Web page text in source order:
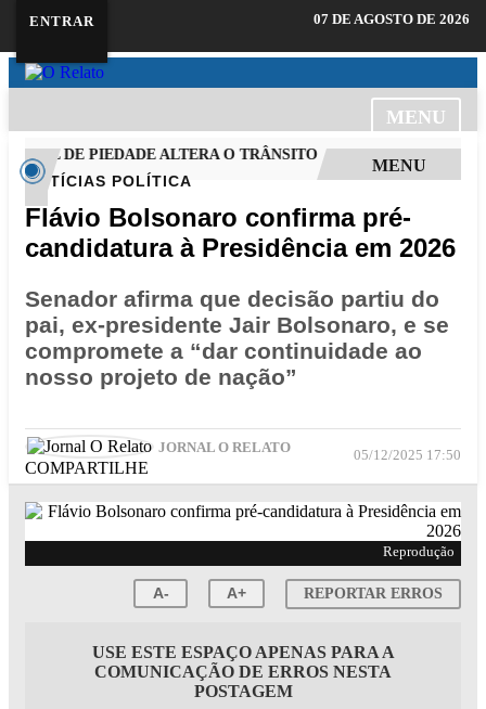
ENTRAR 07 DE AGOSTO DE 2026
MENU
DE PIEDADE ALTERA O TRÂNSITO IGREJA BATISTA DA
MENU
NOTÍCIAS POLÍTICA
Flávio Bolsonaro confirma pré-
candidatura à Presidência em 2026
Senador afirma que decisão partiu do
pai, ex-presidente Jair Bolsonaro, e se
compromete a “dar continuidade ao
nosso projeto de nação”
JORNAL O RELATO 05/12/2025 17:50
COMPARTILHE
Reprodução
A- A+ REPORTAR ERROS
USE ESTE ESPAÇO APENAS PARA A
COMUNICAÇÃO DE ERROS NESTA
POSTAGEM